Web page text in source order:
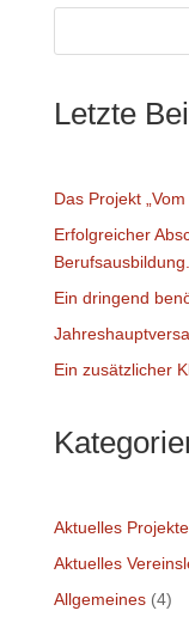
Letzte
Das Projekt
Erfolgreicher
Berufsausbildung.
Ein dringend
Ein zusätzlicher
Aktuelles Projekte
Aktuelles
Allgemeines(4)